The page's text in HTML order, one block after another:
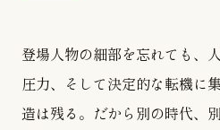
登場人物の細部を忘れても、
圧力、そして決定的な転機に
造は残る。だから別の時代、